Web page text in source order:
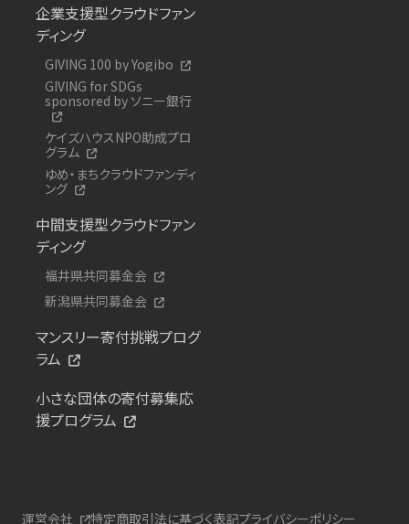
企業支援型クラウドファン
ディング
GIVING 100 by Yogibo
GIVING for SDGs
sponsored by ソニー銀行
ケイズハウスNPO助成プロ
グラム
ゆめ・まちクラウドファンディ
ング
中間支援型クラウドファン
ディング
福井県共同募金会
新潟県共同募金会
マンスリー寄付挑戦プログ
ラム
小さな団体の寄付募集応
援プログラム
運営会社 特定商取引法に基づく表記プライバシーポリシー